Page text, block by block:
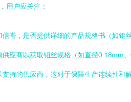
用户应关注：
誉，是否提供详细的产品规格书（如钼
应商以获取钼丝规格（如直径0.18mm
持的供应商，这对于保障生产连续性和